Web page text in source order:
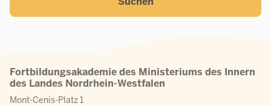
Fortbildungsakademie des Ministeriums des Innern
des Landes Nordrhein-Westfalen
Mont-Cenis-Platz 1